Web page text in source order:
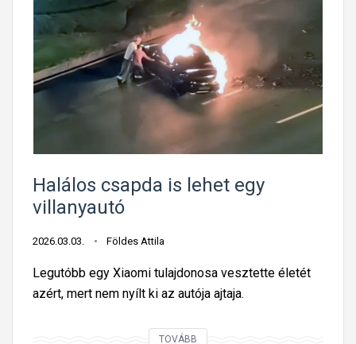
Halálos csapda is lehet egy
villanyautó
2026.03.03. Földes Attila
Legutóbb egy Xiaomi tulajdonosa vesztette életét
azért, mert nem nyílt ki az autója ajtaja.
TOVÁBB